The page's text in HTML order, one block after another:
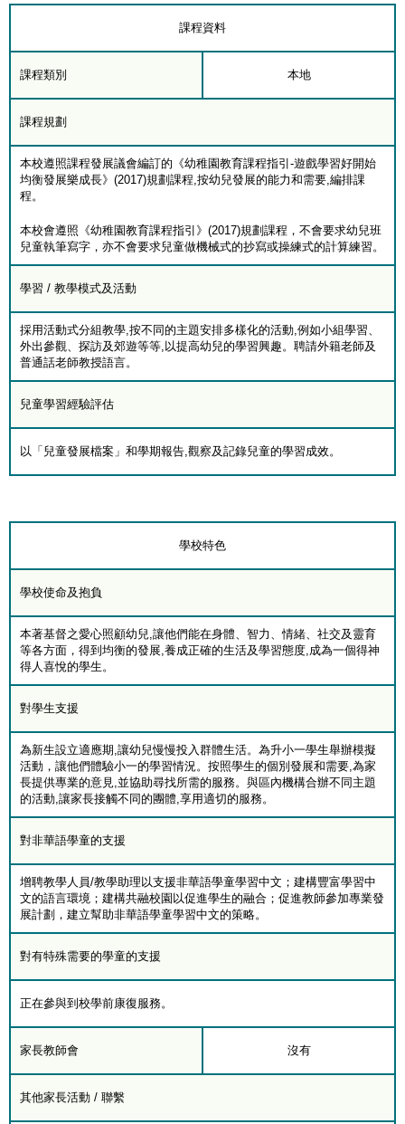
課程資料
課程類別 本地
課程規劃
本校遵照課程發展議會編訂的《幼稚園教育課程指引-遊戲學習好開始
均衡發展樂成長》(2017)規劃課程,按幼兒發展的能力和需要,編排課
程。
本校會遵照《幼稚園教育課程指引》(2017)規劃課程，不會要求幼兒班
兒童執筆寫字，亦不會要求兒童做機械式的抄寫或操練式的計算練習。
學習 / 教學模式及活動
採用活動式分組教學,按不同的主題安排多樣化的活動,例如小組學習、
外出參觀、探訪及郊遊等等,以提高幼兒的學習興趣。聘請外籍老師及
普通話老師教授語言。
兒童學習經驗評估
以「兒童發展檔案」和學期報告,觀察及記錄兒童的學習成效。
學校特色
學校使命及抱負
本著基督之愛心照顧幼兒,讓他們能在身體、智力、情緒、社交及靈育
等各方面，得到均衡的發展,養成正確的生活及學習態度,成為一個得神
得人喜悅的學生。
對學生支援
為新生設立適應期,讓幼兒慢慢投入群體生活。為升小一學生舉辦模擬
活動，讓他們體驗小一的學習情況。按照學生的個別發展和需要,為家
長提供專業的意見,並協助尋找所需的服務。與區內機構合辦不同主題
的活動,讓家長接觸不同的團體,享用適切的服務。
對非華語學童的支援
增聘教學人員/教學助理以支援非華語學童學習中文；建構豐富學習中
文的語言環境；建構共融校園以促進學生的融合；促進教師參加專業發
展計劃，建立幫助非華語學童學習中文的策略。
對有特殊需要的學童的支援
正在參與到校學前康復服務。
家長教師會 沒有
其他家長活動 / 聯繫